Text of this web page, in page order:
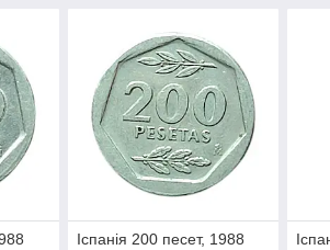
Іспанія 200 песет, 1988